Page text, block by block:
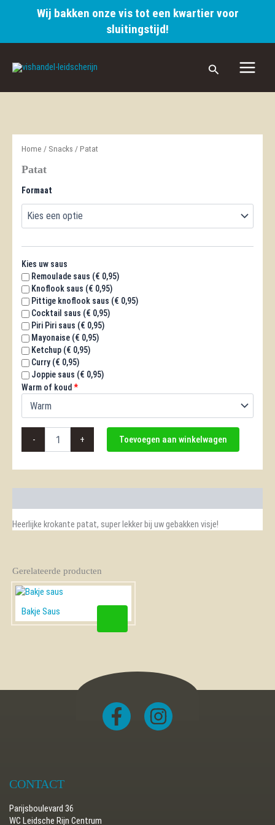
Wij bakken onze vis tot een kwartier voor
sluitingstijd!
naar
Zoeken
Home / Snacks / Patat
Patat
Formaat
Kies uw saus
Remoulade saus (€ 0,95)
Knoflook saus (€ 0,95)
Pittige knoflook saus (€ 0,95)
Cocktail saus (€ 0,95)
Piri Piri saus (€ 0,95)
Mayonaise (€ 0,95)
Ketchup (€ 0,95)
Curry (€ 0,95)
Joppie saus (€ 0,95)
Warm of koud *
- + Toevoegen aan winkelwagen
Heerlijke krokante patat, super lekker bij uw gebakken visje!
Gerelateerde producten
Bakje Saus
Dit
product
heeft
Deze
gekozen
worden
CONTACT
Parijsboulevard 36
WC Leidsche Rijn Centrum